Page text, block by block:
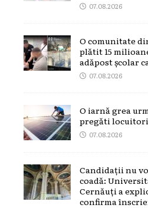
07.08.2026
O comunitate
plătit 15
adăpost școlar
07.08.2026
O iarnă grea
pregăti
07.08.2026
Candidații nu
coadă:
Cernăuți a
confirma